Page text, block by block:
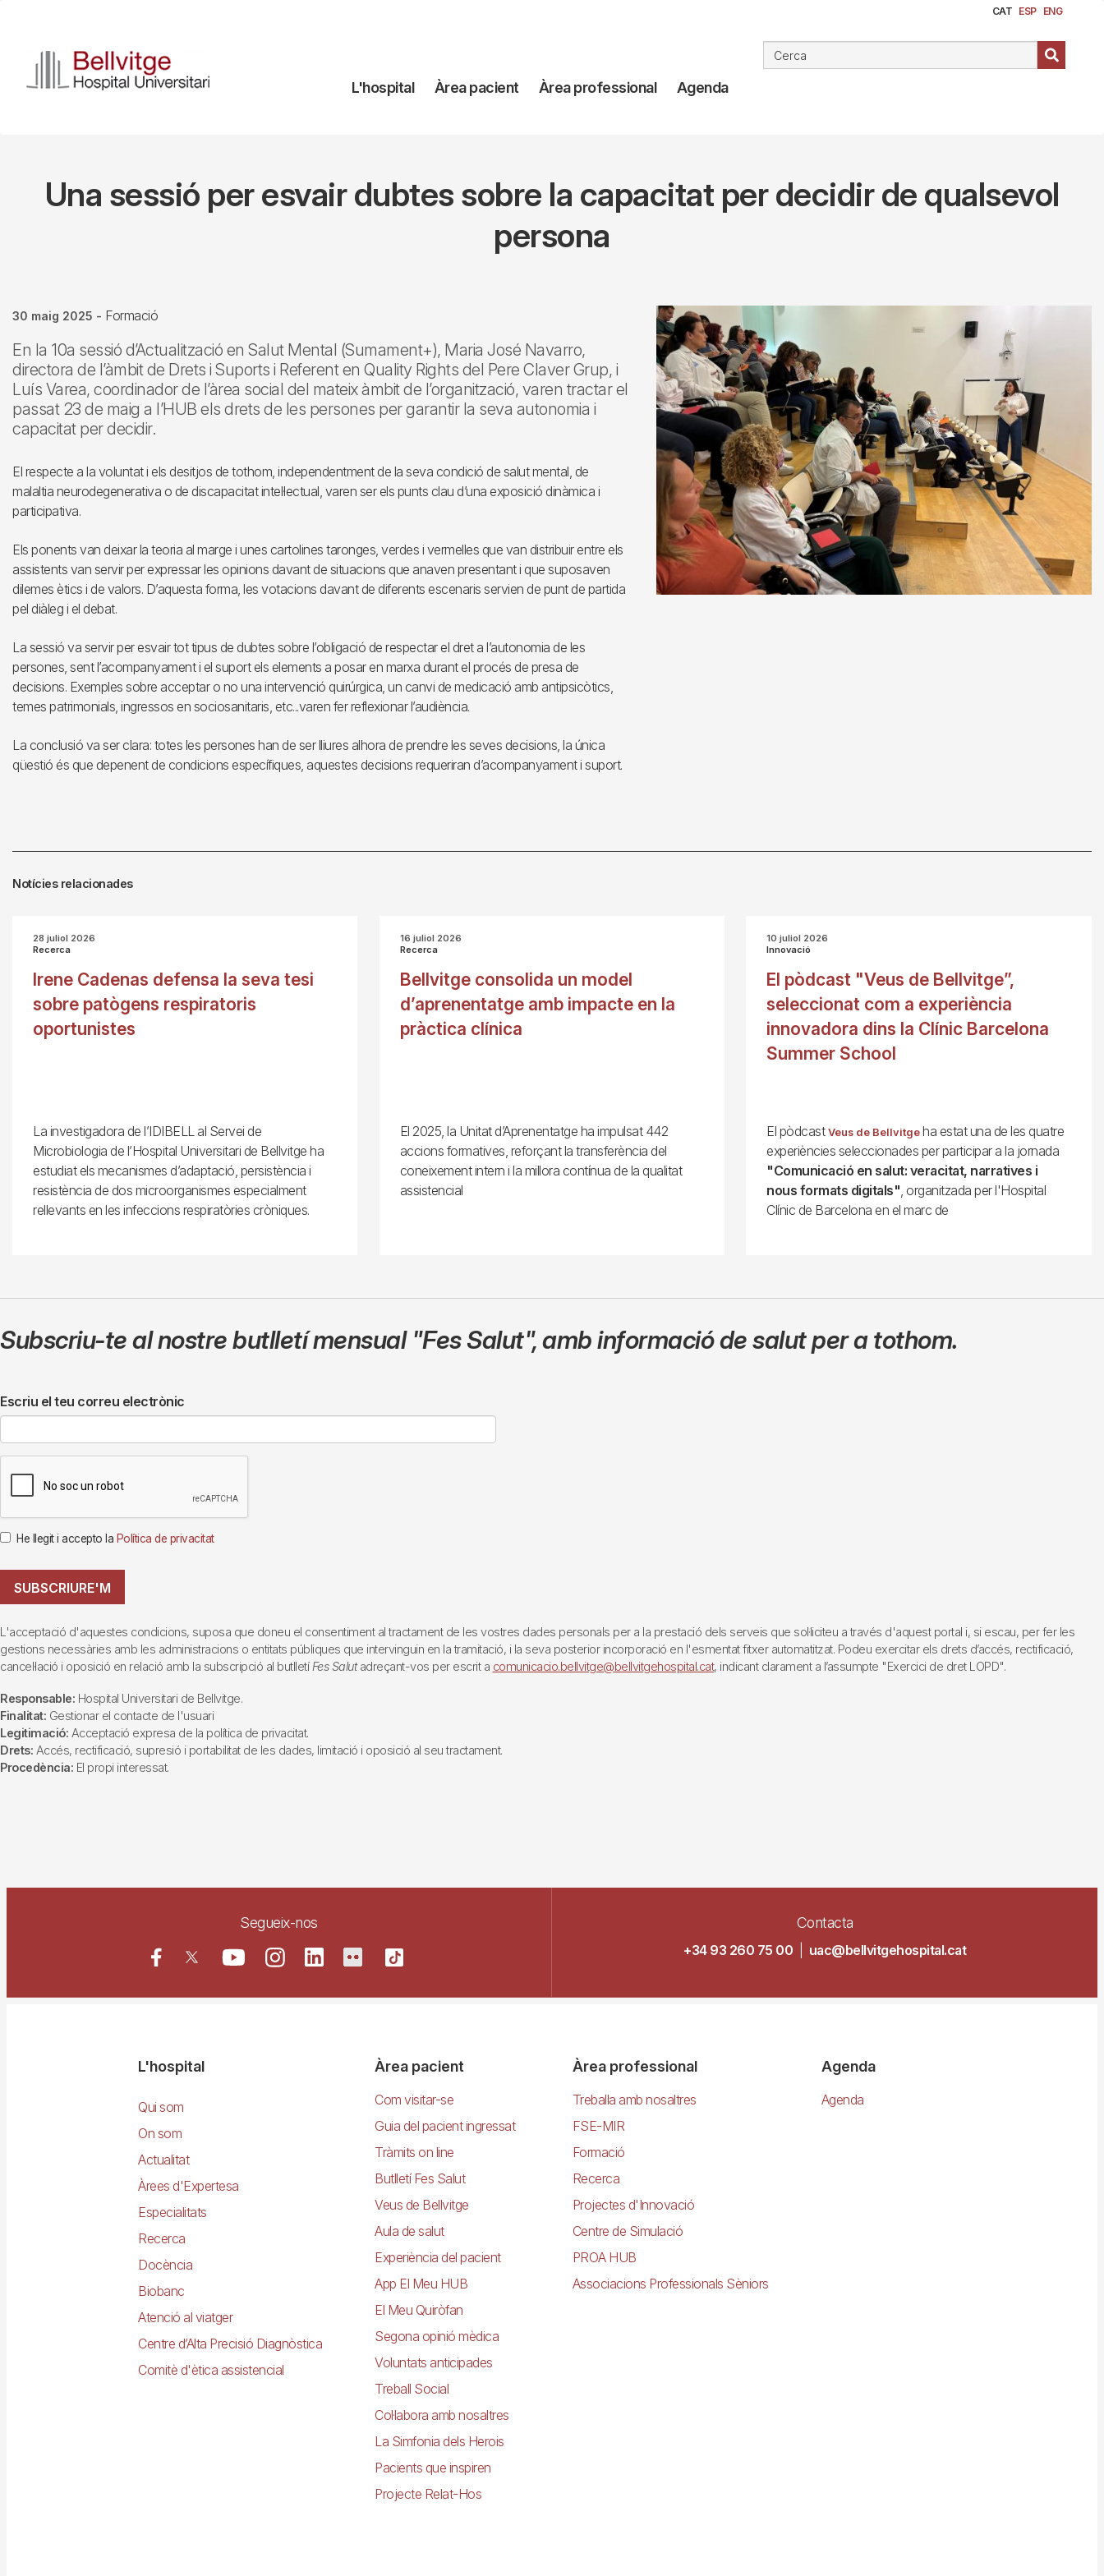
contingut
CAT ESP ENG
Navegación
L'hospital Àrea pacient Àrea professional Agenda
Una sessió per esvair dubtes sobre la capacitat per decidir de qualsevol
persona
30 maig 2025 - Formació
En la 10a sessió d’Actualització en Salut Mental (Sumament+), Maria José Navarro,
directora de l’àmbit de Drets i Suports i Referent en Quality Rights del Pere Claver Grup, i
Luís Varea, coordinador de l’àrea social del mateix àmbit de l’organització, varen tractar el
passat 23 de maig a l’HUB els drets de les persones per garantir la seva autonomia i
capacitat per decidir.
El respecte a la voluntat i els desitjos de tothom, independentment de la seva condició de salut mental, de
malaltia neurodegenerativa o de discapacitat intel·lectual, varen ser els punts clau d’una exposició dinàmica i
participativa.
Els ponents van deixar la teoria al marge i unes cartolines taronges, verdes i vermelles que van distribuir entre els
assistents van servir per expressar les opinions davant de situacions que anaven presentant i que suposaven
dilemes ètics i de valors. D’aquesta forma, les votacions davant de diferents escenaris servien de punt de partida
pel diàleg i el debat.
La sessió va servir per esvair tot tipus de dubtes sobre l’obligació de respectar el dret a l’autonomia de les
persones, sent l’acompanyament i el suport els elements a posar en marxa durant el procés de presa de
decisions. Exemples sobre acceptar o no una intervenció quirúrgica, un canvi de medicació amb antipsicòtics,
temes patrimonials, ingressos en sociosanitaris, etc...varen fer reflexionar l’audiència.
La conclusió va ser clara: totes les persones han de ser lliures alhora de prendre les seves decisions, la única
qüestió és que depenent de condicions específiques, aquestes decisions requeriran d’acompanyament i suport.
Notícies relacionades
28 juliol 2026
Recerca
Irene Cadenas defensa la seva tesi
sobre patògens respiratoris
oportunistes
La investigadora de l’IDIBELL al Servei de
Microbiologia de l’Hospital Universitari de Bellvitge ha
estudiat els mecanismes d’adaptació, persistència i
resistència de dos microorganismes especialment
rellevants en les infeccions respiratòries cròniques.
16 juliol 2026
Recerca
Bellvitge consolida un model
d’aprenentatge amb impacte en la
pràctica clínica
El 2025, la Unitat d’Aprenentatge ha impulsat 442
accions formatives, reforçant la transferència del
coneixement intern i la millora contínua de la qualitat
assistencial
10 juliol 2026
Innovació
El pòdcast "Veus de Bellvitge”,
seleccionat com a experiència
innovadora dins la Clínic Barcelona
Summer School
El pòdcast Veus de Bellvitgeha estat una de les quatre
experiències seleccionades per participar a la jornada
"Comunicació en salut: veracitat, narratives i
nous formats digitals", organitzada per l'Hospital
Clínic de Barcelona en el marc de
Subscriu-te al nostre butlletí mensual "Fes Salut",amb informació de salut per a tothom.
Escriu el teu correu electrònic
He llegit i accepto la Política de privacitat
SUBSCRIURE'M
L'acceptació d'aquestes condicions, suposa que doneu el consentiment al tractament de les vostres dades personals per a la prestació dels serveis que sol·liciteu a través d'aquest portal i, si escau, per fer les
gestions necessàries amb les administracions o entitats públiques que intervinguin en la tramitació, i la seva posterior incorporació en l'esmentat fitxer automatitzat. Podeu exercitar els drets d’accés, rectificació,
cancel·lació i oposició en relació amb la subscripció al butlletí Fes Salutadreçant-vos per escrit a comunicacio.bellvitge@bellvitgehospital.cat, indicant clarament a l’assumpte "Exercici de dret LOPD".
Responsable: Hospital Universitari de Bellvitge.
Finalitat: Gestionar el contacte de l'usuari
Legitimació: Acceptació expresa de la política de privacitat.
Drets: Accés, rectificació, supresió i portabilitat de les dades, limitació i oposició al seu tractament.
Procedència: El propi interessat.
Segueix-nos Contacta
+34 93 260 75 00 uac@bellvitgehospital.cat
NavegacióL'hospital
Qui som
On som
Actualitat
Àrees d'Expertesa
Especialitats
Recerca
Docència
Biobanc
Atenció al viatger
Centre d’Alta Precisió Diagnòstica
Comitè d'ètica assistencial
Àrea pacient
Com visitar-se
Guia del pacient ingressat
Tràmits on line
Butlletí Fes Salut
Veus de Bellvitge
Aula de salut
Experiència del pacient
App El Meu HUB
El Meu Quiròfan
Segona opinió mèdica
Voluntats anticipades
Treball Social
Col·labora amb nosaltres
La Simfonia dels Herois
Pacients que inspiren
Projecte Relat-Hos
Àrea professional
Treballa amb nosaltres
FSE-MIR
Formació
Recerca
Projectes d'Innovació
Centre de Simulació
PROA HUB
Associacions Professionals Sèniors
Agenda
Agenda